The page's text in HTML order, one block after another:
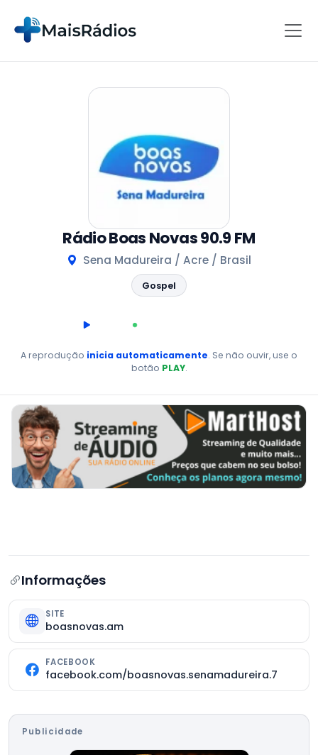
Rádio Boas Novas 90.9 FM
Sena Madureira / Acre / Brasil
Gospel
AO VIVO
A reprodução inicia automaticamente. Se não ouvir, use o
botão PLAY.
Informações
SITE
boasnovas.am
FACEBOOK
facebook.com/boasnovas.senamadureira.7
Publicidade